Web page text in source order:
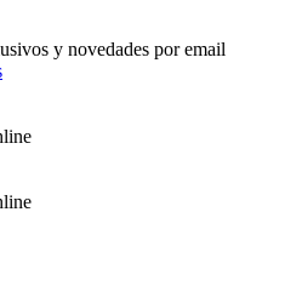
y novedades por email